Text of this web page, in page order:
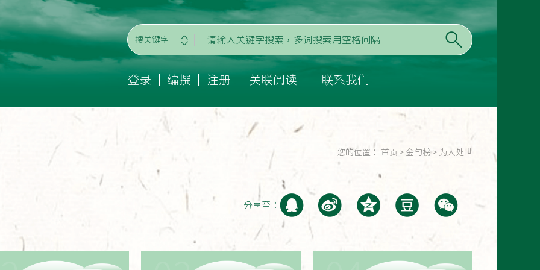
搜关键字
登录 编撰 注册 关联阅读 联系我们
您的位置： 首页 > 金句榜 > 为人处世
分享至：